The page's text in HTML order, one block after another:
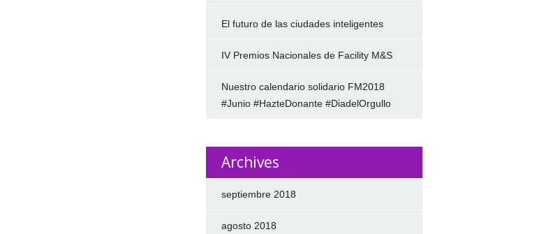
El futuro de las ciudades inteligentes
IV Premios Nacionales de Facility M&S
Nuestro calendario solidario FM2018
#Junio #HazteDonante #DiadelOrgullo
Archives
septiembre 2018
agosto 2018